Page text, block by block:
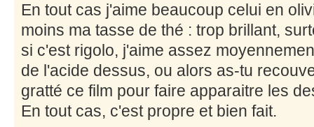
En tout cas j'aime beaucoup celui en
moins ma tasse de thé : trop brillant,
si c'est rigolo, j'aime assez
de l'acide dessus, ou alors as-tu
gratté ce film pour faire apparaitre les
En tout cas, c'est propre et bien fait.